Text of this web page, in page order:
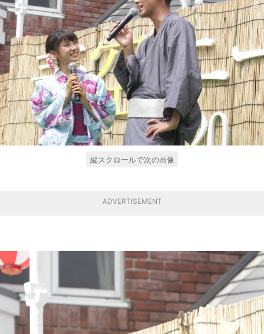
縦スクロールで次の画像
ADVERTISEMENT